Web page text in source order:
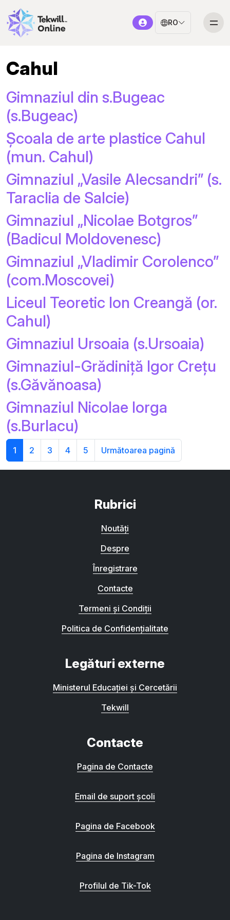
RO
Cahul
Gimnaziul din s.Bugeac
(s.Bugeac)
Școala de arte plastice Cahul
(mun. Cahul)
Gimnaziul „Vasile Alecsandri” (s.
Taraclia de Salcie)
Gimnaziul „Nicolae Botgros”
(Badicul Moldovenesc)
Gimnaziul „Vladimir Corolenco”
(com.Moscovei)
Liceul Teoretic Ion Creangă (or.
Cahul)
Gimnaziul Ursoaia (s.Ursoaia)
Gimnaziul-Grădiniță Igor Crețu
(s.Găvănoasa)
Gimnaziul Nicolae Iorga
(s.Burlacu)
1 2 3 4 5 Următoarea pagină
Rubrici
Noutăți
Despre
Înregistrare
Contacte
Termeni și Condiții
Politica de Confidențialitate
Legături externe
Ministerul Educației și Cercetării
Tekwill
Contacte
Pagina de Contacte
Email de suport școli
Pagina de Facebook
Pagina de Instagram
Profilul de Tik-Tok